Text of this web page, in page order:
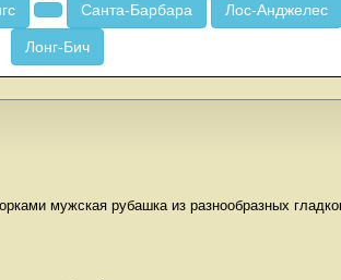
Санта-Барбара Лос-Анджелес
Лонг-Бич
мужская рубашка из разнообразных